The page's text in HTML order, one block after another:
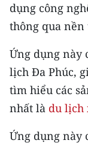
Media Môi
Infographic
TIN MỚI
TIN ĐỊA
dụng công
thông qua nền
Ứng dụng này
lịch Đa Phúc,
tìm hiểu các
nhất là du lịch
Ứng dụng này